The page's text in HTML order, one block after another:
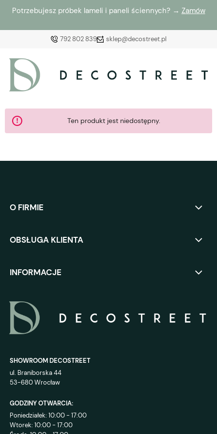
Potrzebujesz próbek lameli i paneli ściennych? → Zamów
792 802 839 sklep@decostreet.pl
Ten produkt jest niedostępny.
O FIRMIE
OBSŁUGA KLIENTA
INFORMACJE
SHOWROOM DECOSTREET
ul. Braniborska 44
53-680 Wrocław
GODZINY OTWARCIA:
Poniedziałek: 10:00 - 17:00
Wtorek: 10:00 - 17:00